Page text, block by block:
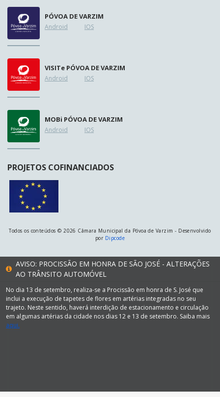
PÓVOA DE VARZIM
Android IOS
VISITe PÓVOA DE VARZIM
Android IOS
MOBi PÓVOA DE VARZIM
Android IOS
PROJETOS COFINANCIADOS
Todos os conteúdos © 2026 Câmara Municipal da Póvoa de Varzim - Desenvolvido
por Dipcode
AVISO: PROCISSÃO EM HONRA DE SÃO JOSÉ - ALTERAÇÕES
AO TRÂNSITO AUTOMÓVEL
No dia 13 de setembro, realiza-se a Procissão em honra de S. José que
inclui a execução de tapetes de flores em artérias integradas no seu
trajeto. Neste sentido, haverá interdição de estacionamento e circulação
em algumas artérias da cidade nos dias 12 e 13 de setembro. Saiba mais
aqui.